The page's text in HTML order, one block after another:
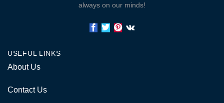
always on our minds!
USEFUL LINKS
About Us
Contact Us